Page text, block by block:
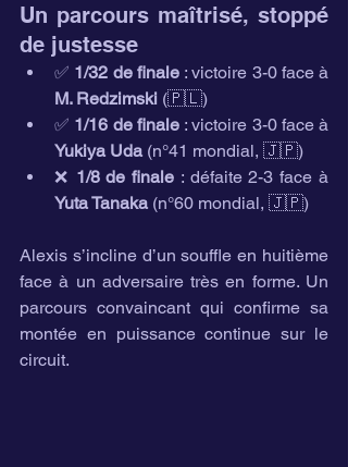
Un parcours maîtrisé, stoppé
de justesse
✅ 1/32 de finale
M. Redzimski (🇵🇱)
✅ 1/16 de finale
Yukiya Uda (n°41 mondial, 🇯🇵)
❌ 1/8 de finale
Yuta Tanaka (n°60 mondial, 🇯🇵)
Alexis s’incline d’un souffle en huitième
face à un adversaire très en forme. Un
parcours convaincant qui confirme sa
montée en puissance continue sur le
circuit.